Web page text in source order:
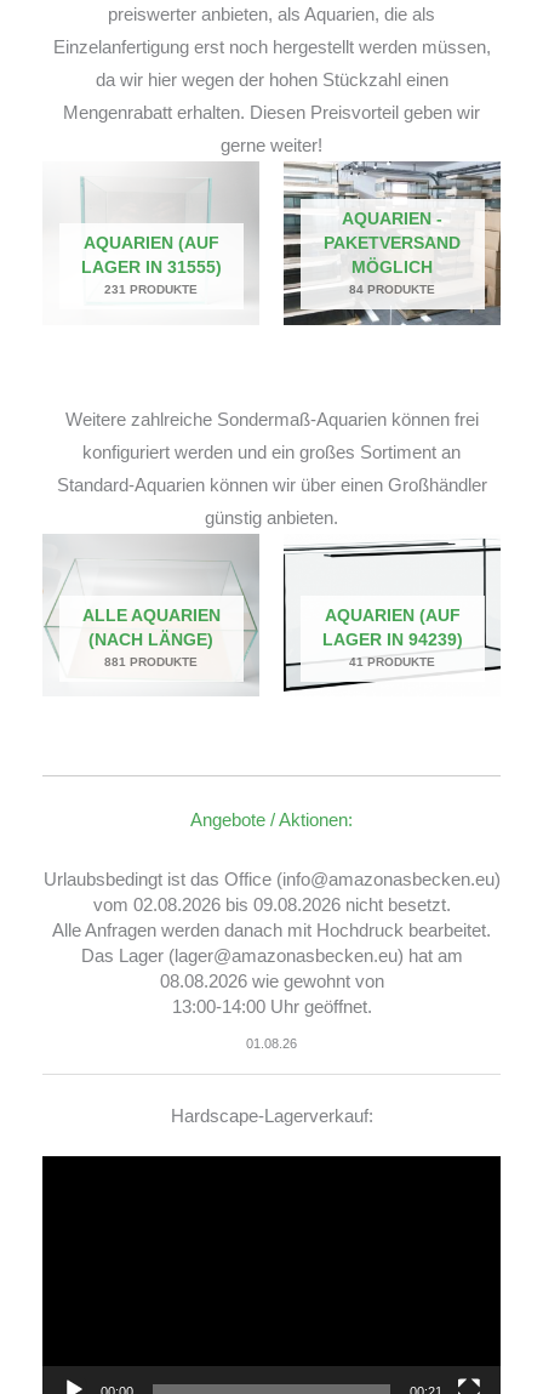
preiswerter anbieten, als Aquarien, die als
Einzelanfertigung erst noch hergestellt werden müssen,
da wir hier wegen der hohen Stückzahl einen
Mengenrabatt erhalten. Diesen Preisvorteil geben wir
gerne weiter!
AQUARIEN (AUF
LAGER IN 31555)
231 PRODUKTE
AQUARIEN -
PAKETVERSAND
MÖGLICH
84 PRODUKTE
Weitere zahlreiche Sondermaß-Aquarien können frei
konfiguriert werden und ein großes Sortiment an
Standard-Aquarien können wir über einen Großhändler
günstig anbieten.
ALLE AQUARIEN
(NACH LÄNGE)
881 PRODUKTE
AQUARIEN (AUF
LAGER IN 94239)
41 PRODUKTE
Angebote / Aktionen:
Urlaubsbedingt ist das Office (info@amazonasbecken.eu)
vom 02.08.2026 bis 09.08.2026 nicht besetzt.
Alle Anfragen werden danach mit Hochdruck bearbeitet.
Das Lager (lager@amazonasbecken.eu) hat am
08.08.2026 wie gewohnt von
13:00-14:00 Uhr geöffnet.
01.08.26
Hardscape-Lagerverkauf: